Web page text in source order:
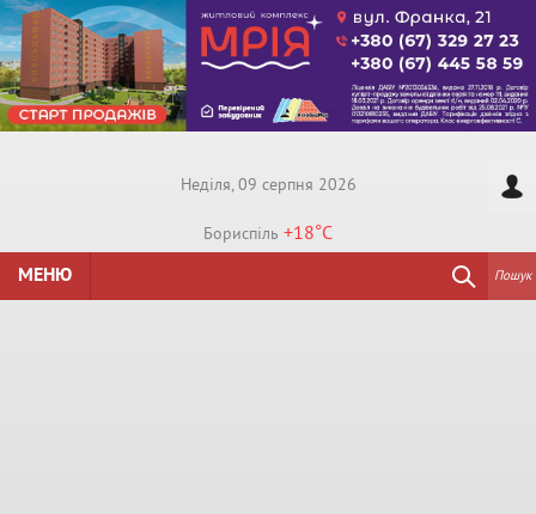
Недiля, 09 серпня 2026
Бориспiль +18°C
МЕНЮ
Пошук